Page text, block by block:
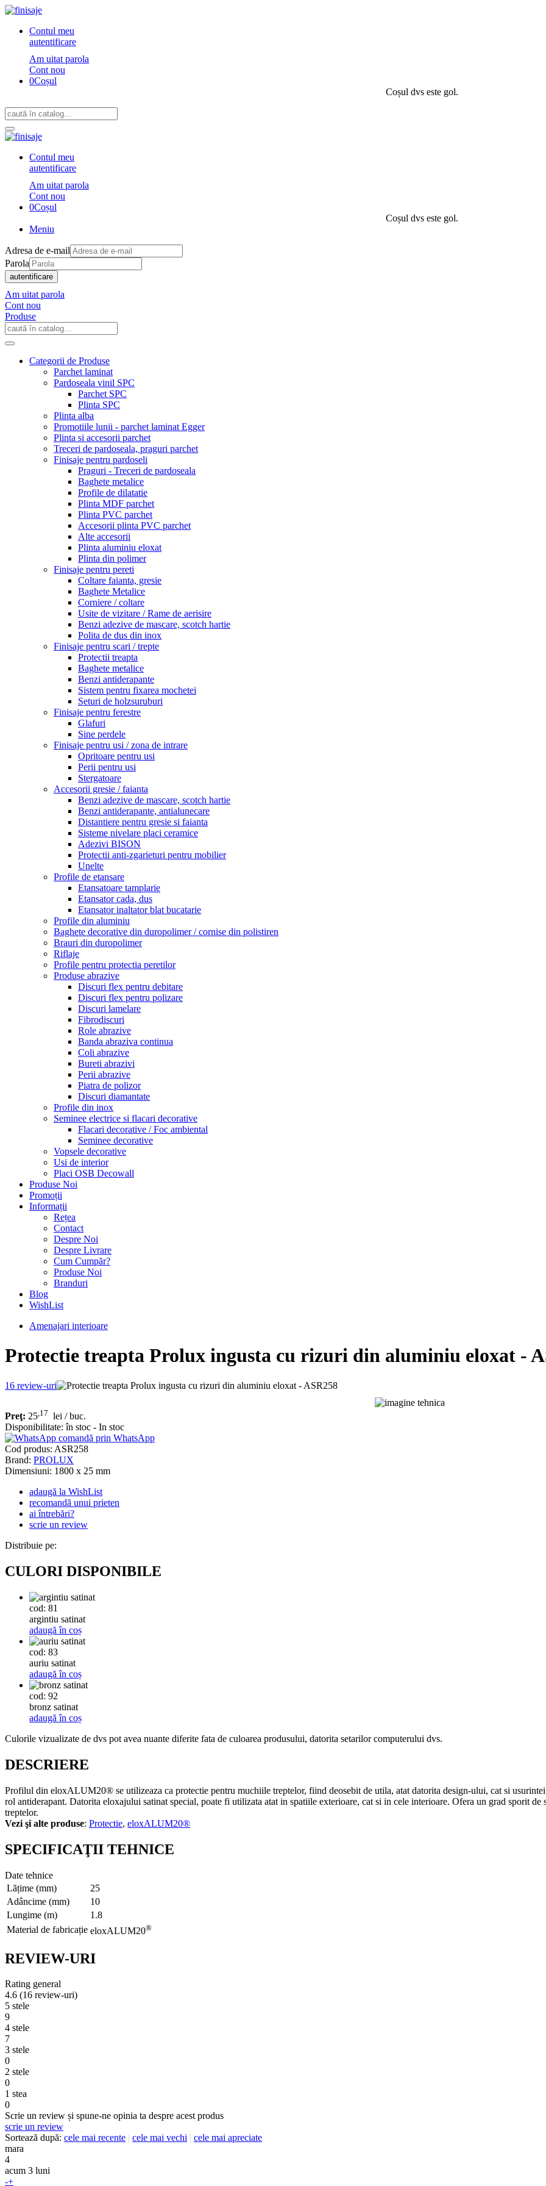
Contul meu
autentificare
Am uitat parola
Cont nou
0Coșul
Coșul dvs este gol.
Contul meu
autentificare
Am uitat parola
Cont nou
0Coșul
Coșul dvs este gol.
Meniu
Adresa de e-mail
Parola
autentificare
Am uitat parola
Cont nou
Produse
Categorii de Produse
Parchet laminat
Pardoseala vinil SPC
Parchet SPC
Plinta SPC
Plinta alba
Promotiile lunii - parchet laminat Egger
Plinta si accesorii parchet
Treceri de pardoseala, praguri parchet
Finisaje pentru pardoseli
Praguri - Treceri de pardoseala
Baghete metalice
Profile de dilatatie
Plinta MDF parchet
Plinta PVC parchet
Accesorii plinta PVC parchet
Alte accesorii
Plinta aluminiu eloxat
Plinta din polimer
Finisaje pentru pereti
Coltare faianta, gresie
Baghete Metalice
Corniere / coltare
Usite de vizitare / Rame de aerisire
Benzi adezive de mascare, scotch hartie
Polita de dus din inox
Finisaje pentru scari / trepte
Protectii treapta
Baghete metalice
Benzi antiderapante
Sistem pentru fixarea mochetei
Seturi de holzsuruburi
Finisaje pentru ferestre
Glafuri
Sine perdele
Finisaje pentru usi / zona de intrare
Opritoare pentru usi
Perii pentru usi
Stergatoare
Accesorii gresie / faianta
Benzi adezive de mascare, scotch hartie
Benzi antiderapante, antialunecare
Distantiere pentru gresie si faianta
Sisteme nivelare placi ceramice
Adezivi BISON
Protectii anti-zgarieturi pentru mobilier
Unelte
Profile de etansare
Etansatoare tamplarie
Etansator cada, dus
Etansator inaltator blat bucatarie
Profile din aluminiu
Baghete decorative din duropolimer / cornise din polistiren
Brauri din duropolimer
Riflaje
Profile pentru protectia peretilor
Produse abrazive
Discuri flex pentru debitare
Discuri flex pentru polizare
Discuri lamelare
Fibrodiscuri
Role abrazive
Banda abraziva continua
Coli abrazive
Bureti abrazivi
Perii abrazive
Piatra de polizor
Discuri diamantate
Profile din inox
Seminee electrice si flacari decorative
Flacari decorative / Foc ambiental
Seminee decorative
Vopsele decorative
Usi de interior
Placi OSB Decowall
Produse Noi
Promoții
Informații
Rețea
Contact
Despre Noi
Despre Livrare
Cum Cumpăr?
Produse Noi
Branduri
Blog
WishList
Amenajari interioare
Protectie treapta Prolux ingusta cu rizuri din aluminiu eloxat -
16 review-uri
Preţ: 25 ,17 lei / buc.
Disponibilitate: în stoc - In stoc
comandă prin WhatsApp
Cod produs: ASR258
Brand: PROLUX
Dimensiuni: 1800 x 25 mm
adaugă la WishList
recomandă unui prieten
ai întrebări?
scrie un review
Distribuie pe:
CULORI DISPONIBILE
cod: 81
argintiu satinat
adaugă în coș
cod: 83
auriu satinat
adaugă în coș
cod: 92
bronz satinat
adaugă în coș
Culorile vizualizate de dvs pot avea nuante diferite fata de culoarea produsului, datorita setarilor computerului dvs.
DESCRIERE
Profilul din eloxALUM20® se utilizeaza ca protectie pentru muchiile treptelor, fiind deosebit de utila, atat datorita design-ului, cat si
rol antiderapant. Datorita eloxajului satinat special, poate fi utilizata atat in spatiile exterioare, cat si in cele interioare. Ofera un grad sporit
treptelor.
Vezi şi alte produse: Protectie, eloxALUM20®
SPECIFICAŢII TEHNICE
Date tehnice
Lățime (mm)
25
Adâncime (mm)
10
Lungime (m)
1.8
Material de fabricație eloxALUM20®
REVIEW-URI
Rating general
4.6 (16 review-uri)
5 stele
9
4 stele
7
3 stele
0
2 stele
0
1 stea
0
Scrie un review și spune-ne opinia ta despre acest produs
scrie un review
Sortează după: cele mai recente cele mai vechi
cele mai apreciate
mara
4
acum 3 luni
-+